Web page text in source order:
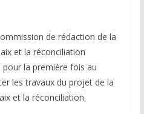
de rédaction de la
et la réconciliation
pour la première fois au
les travaux du projet de la
et la réconciliation.